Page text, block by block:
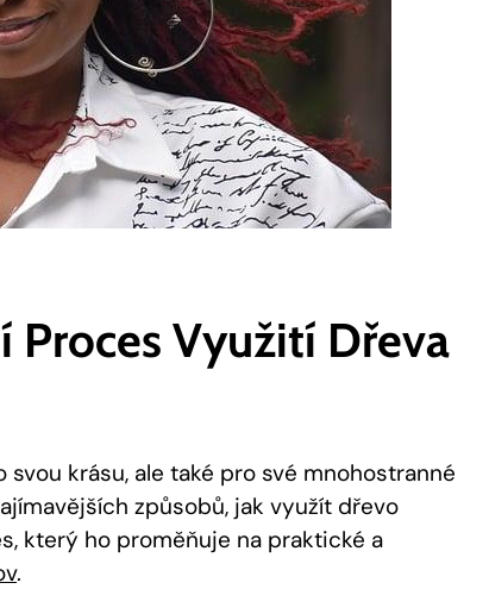
Využití Dřeva
krásu, ale také pro své mnohostranné
způsobů, jak využít dřevo
který ho proměňuje na praktické a
.